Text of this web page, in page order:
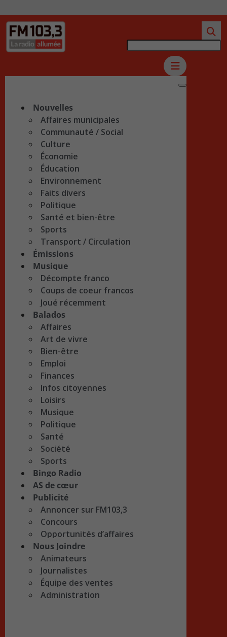
Nouvelles
Affaires municipales
Communauté / Social
Culture
Économie
Éducation
Environnement
Faits divers
Politique
Santé et bien-être
Sports
Transport / Circulation
Émissions
Musique
Décompte franco
Coups de coeur francos
Joué récemment
Balados
Affaires
Art de vivre
Bien-être
Emploi
Finances
Infos citoyennes
Loisirs
Musique
Politique
Santé
Société
Sports
Bingo Radio
AS de cœur
Publicité
Annoncer sur FM103,3
Concours
Opportunités d’affaires
Nous Joindre
Animateurs
Journalistes
Équipe des ventes
Administration